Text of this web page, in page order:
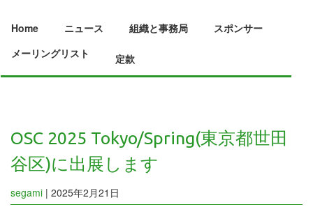
Home ニュース 組織と事務局
スポンサー
メーリングリスト
定款
OSC 2025 Tokyo/Spring(東京都世田
谷区)に出展します
segami | 2025年2月21日